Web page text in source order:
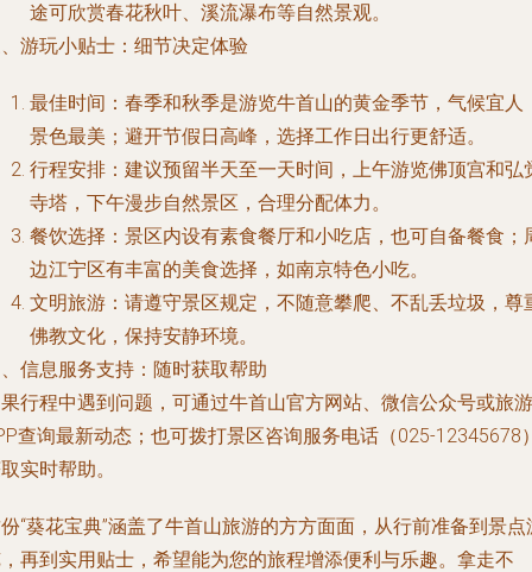
途可欣赏春花秋叶、溪流瀑布等自然景观。
游玩小贴士：细节决定体验
最佳时间：春季和秋季是游览牛首山的黄金季节，气候宜人
景色最美；避开节假日高峰，选择工作日出行更舒适。
行程安排：建议预留半天至一天时间，上午游览佛顶宫和弘
寺塔，下午漫步自然景区，合理分配体力。
餐饮选择：景区内设有素食餐厅和小吃店，也可自备餐食；
边江宁区有丰富的美食选择，如南京特色小吃。
文明旅游：请遵守景区规定，不随意攀爬、不乱丢垃圾，尊
佛教文化，保持安静环境。
信息服务支持：随时获取帮助
行程中遇到问题，可通过牛首山官方网站、微信公众号或旅游
查询最新动态；也可拨打景区咨询服务电话（025-12345678
实时帮助。
“葵花宝典”涵盖了牛首山旅游的方方面面，从行前准备到景点
再到实用贴士，希望能为您的旅程增添便利与乐趣。拿走不